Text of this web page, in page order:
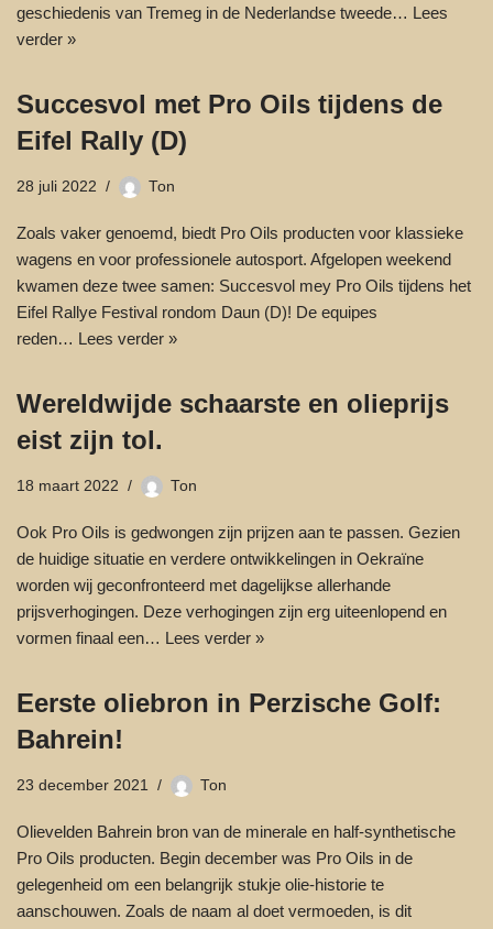
geschiedenis van Tremeg in de Nederlandse tweede… Lees
verder »
Succesvol met Pro Oils tijdens de
Eifel Rally (D)
28 juli 2022 Ton
Zoals vaker genoemd, biedt Pro Oils producten voor klassieke
wagens en voor professionele autosport. Afgelopen weekend
kwamen deze twee samen: Succesvol mey Pro Oils tijdens het
Eifel Rallye Festival rondom Daun (D)! De equipes
reden… Lees verder »
Wereldwijde schaarste en olieprijs
eist zijn tol.
18 maart 2022 Ton
Ook Pro Oils is gedwongen zijn prijzen aan te passen. Gezien
de huidige situatie en verdere ontwikkelingen in Oekraïne
worden wij geconfronteerd met dagelijkse allerhande
prijsverhogingen. Deze verhogingen zijn erg uiteenlopend en
vormen finaal een… Lees verder »
Eerste oliebron in Perzische Golf:
Bahrein!
23 december 2021 Ton
Olievelden Bahrein bron van de minerale en half-synthetische
Pro Oils producten. Begin december was Pro Oils in de
gelegenheid om een belangrijk stukje olie-historie te
aanschouwen. Zoals de naam al doet vermoeden, is dit